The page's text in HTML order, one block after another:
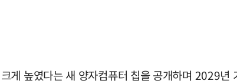
게 높였다는 새 양자컴퓨터 칩을 공개하며 2029년